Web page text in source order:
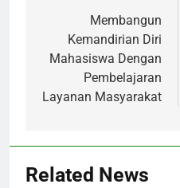
navigation
Membangun
Kemandirian Diri
Mahasiswa Dengan
Pembelajaran
Layanan Masyarakat
Related News